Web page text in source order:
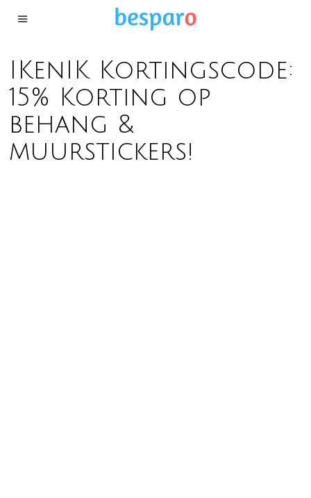
IKenIK Kortingscode:
15% Korting op
behang &
muurstickers!